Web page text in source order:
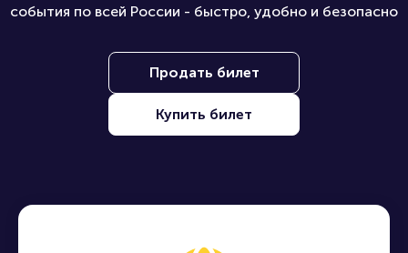
события по всей России - быстро, удобно и безопасно
Продать билет
Купить билет